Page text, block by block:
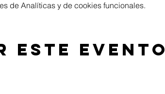
de Analíticas y de cookies funcionales.
este evento